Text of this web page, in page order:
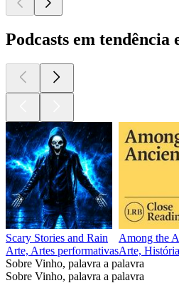
Podcasts em tendência
Scary Stories and Rain
Arte, Artes performativas
Among the
Arte,
Sobre Vinho, palavra a palavra
Sobre Vinho, palavra a palavra